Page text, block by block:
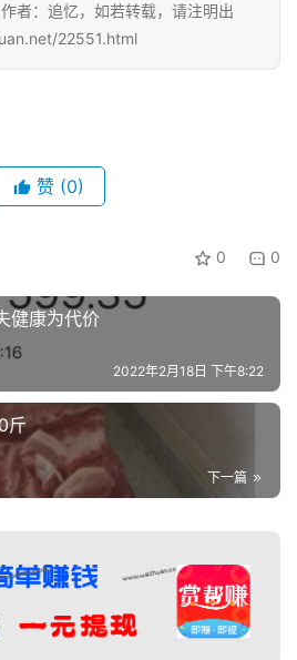
者：追忆，如若转载，请注明出
22551.html
赞 (0)
0 0
健康为代价
2022年2月18日 下午8:22
斤
下一篇